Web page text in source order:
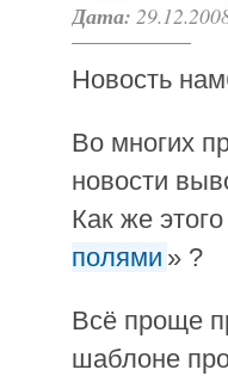
Дата:
Новость
Во многих
новости
Как же
полями » ?
Всё проще
шаблоне